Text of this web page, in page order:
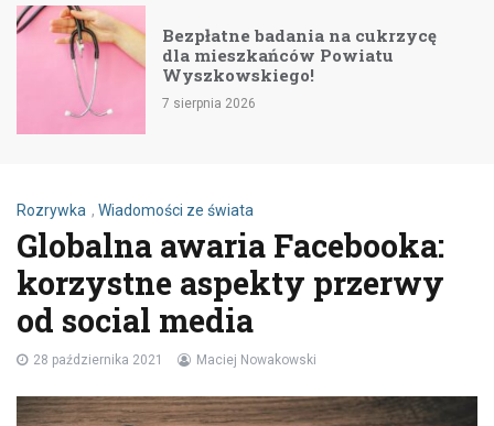
Bezpłatne badania na cukrzycę
dla mieszkańców Powiatu
Wyszkowskiego!
7 sierpnia 2026
Rozrywka , Wiadomości ze świata
Globalna awaria Facebooka:
korzystne aspekty przerwy
od social media
28 października 2021 Maciej Nowakowski